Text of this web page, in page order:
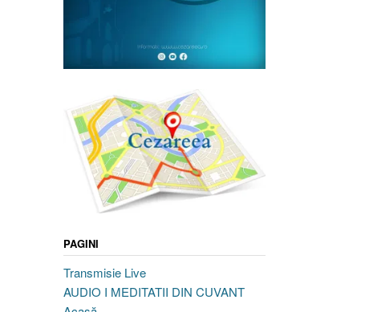
PAGINI
Transmisie Live
AUDIO I MEDITATII DIN CUVANT